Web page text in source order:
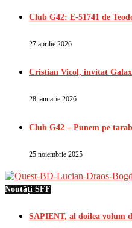
Club G42: E-51741 de
27 aprilie 2026
Cristian Vicol, invitat
28 ianuarie 2026
Club G42 – Punem pe
25 noiembrie 2025
Noutăți SFF
SAPIENT, al doilea volum